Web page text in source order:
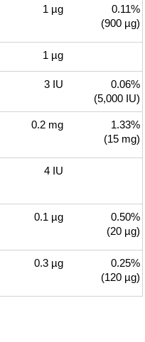
1 µg
0.11%
(900 µg)
1 µg
3 IU
0.06%
(5,000 IU)
0.2 mg
1.33%
(15 mg)
4 IU
0.1 µg
0.50%
(20 µg)
0.3 µg
0.25%
(120 µg)